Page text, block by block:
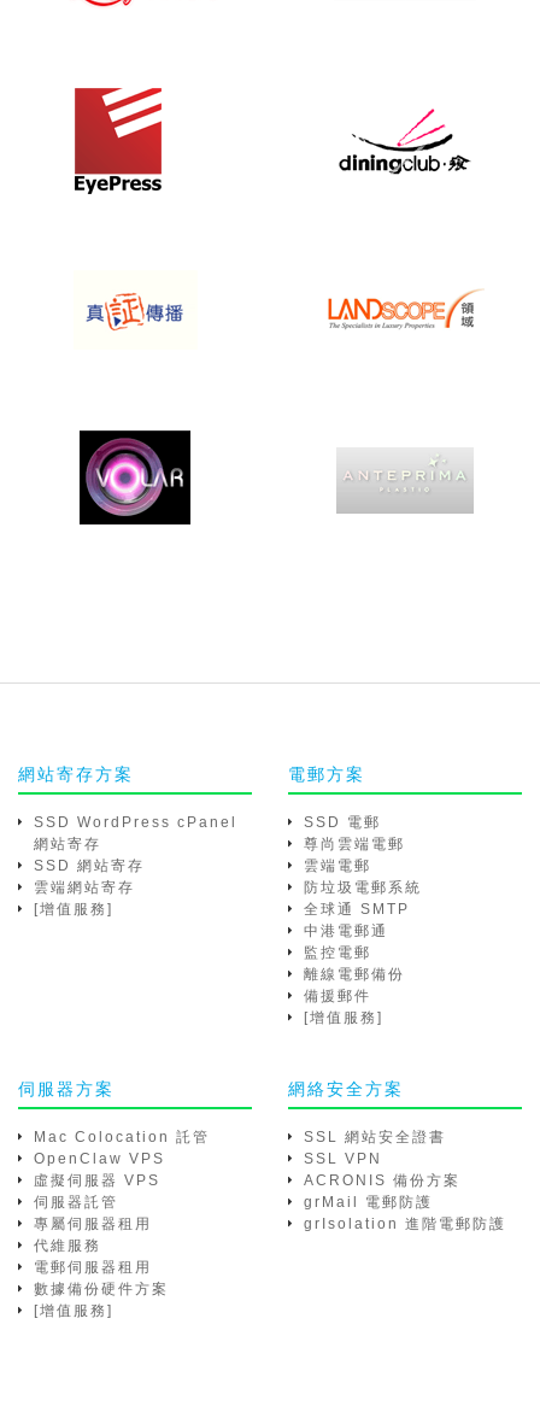
網站寄存方案
SSD WordPress cPanel
網站寄存
SSD 網站寄存
雲端網站寄存
[增值服務]
電郵方案
SSD 電郵
尊尚雲端電郵
雲端電郵
防垃圾電郵系統
全球通 SMTP
中港電郵通
監控電郵
離線電郵備份
備援郵件
[增值服務]
伺服器方案
Mac Colocation 託管
OpenClaw VPS
虛擬伺服器 VPS
伺服器託管
專屬伺服器租用
代維服務
電郵伺服器租用
數據備份硬件方案
[增值服務]
網絡安全方案
SSL 網站安全證書
SSL VPN
ACRONIS 備份方案
grMail 電郵防護
grIsolation 進階電郵防護